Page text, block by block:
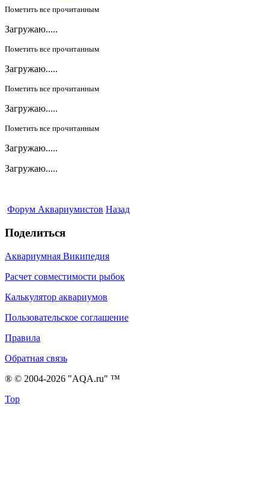
Пометить все прочитанным
Загружаю.....
Пометить все прочитанным
Загружаю.....
Пометить все прочитанным
Загружаю.....
Пометить все прочитанным
Загружаю.....
Загружаю.....
Форум Аквариумистов Назад
Поделиться
Аквариумная Википедия
Расчет совместимости рыбок
Калькулятор аквариумов
Пользовательское соглашение
Правила
Обратная связь
® © 2004-2026 "AQA.ru" ™
Top